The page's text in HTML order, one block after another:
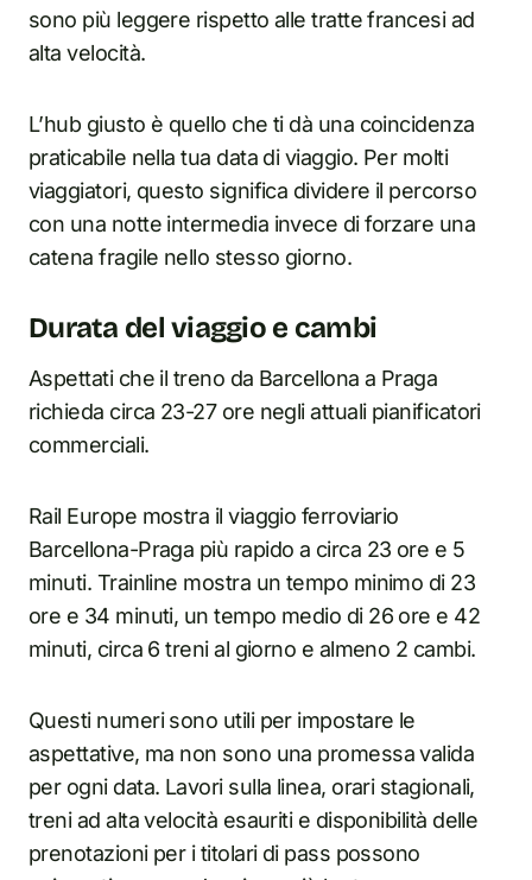
sono più leggere rispetto alle tratte francesi ad
alta velocità.
L’hub giusto è quello che ti dà una coincidenza
praticabile nella tua data di viaggio. Per molti
viaggiatori, questo significa dividere il percorso
con una notte intermedia invece di forzare una
catena fragile nello stesso giorno.
Durata del viaggio e cambi
Aspettati che il treno da Barcellona a Praga
richieda circa 23-27 ore negli attuali pianificatori
commerciali.
Rail Europe mostra il viaggio ferroviario
Barcellona-Praga più rapido a circa 23 ore e 5
minuti. Trainline mostra un tempo minimo di 23
ore e 34 minuti, un tempo medio di 26 ore e 42
minuti, circa 6 treni al giorno e almeno 2 cambi.
Questi numeri sono utili per impostare le
aspettative, ma non sono una promessa valida
per ogni data. Lavori sulla linea, orari stagionali,
treni ad alta velocità esauriti e disponibilità delle
prenotazioni per i titolari di pass possono